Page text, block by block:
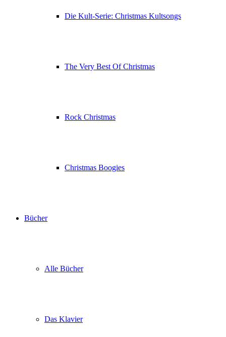
Die Kult-Serie: Christmas Kultsongs
The Very Best Of Christmas
Rock Christmas
Christmas Boogies
Bücher
Alle Bücher
Das Klavier